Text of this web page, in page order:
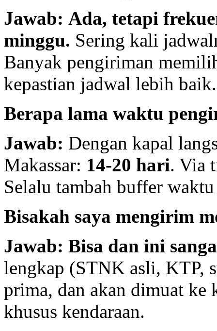
Jawab: Ada, tetapi
minggu. Sering kali
Banyak pengiriman
kepastian jadwal lebih baik.
Berapa lama waktu
Jawab: Dengan kapal
Makassar: 14-20 hari. Via
Selalu tambah buffer
Bisakah saya mengirim
Jawab: Bisa dan ini
lengkap (STNK asli, KTP,
prima, dan akan dimuat ke
khusus kendaraan.